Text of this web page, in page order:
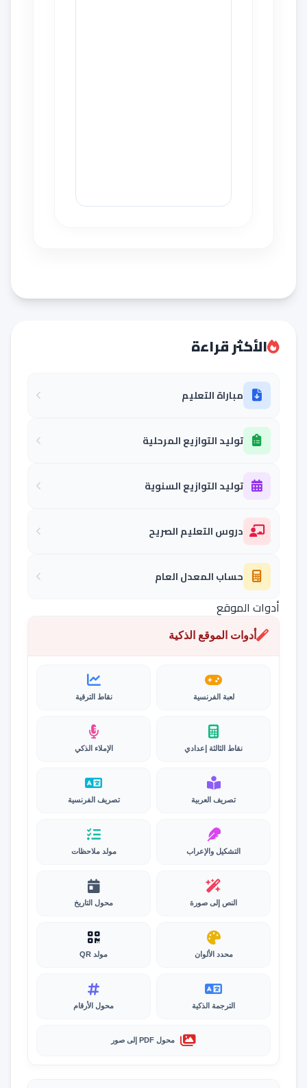
الأكثر قراءة
مباراة التعليم
توليد التوازيع المرحلية
توليد التوازيع السنوية
دروس التعليم الصريح
حساب المعدل العام
أدوات الموقع
أدوات الموقع الذكية
لعبة الفرنسية نقاط الترقية
نقاط الثالثة إعدادي الإملاء الذكي
تصريف العربية تصريف الفرنسية
التشكيل والإعراب مولد ملاحظات
النص إلى صورة محول التاريخ
محدد الألوان مولد QR
الترجمة الذكية محول الأرقام
محول PDF إلى صور